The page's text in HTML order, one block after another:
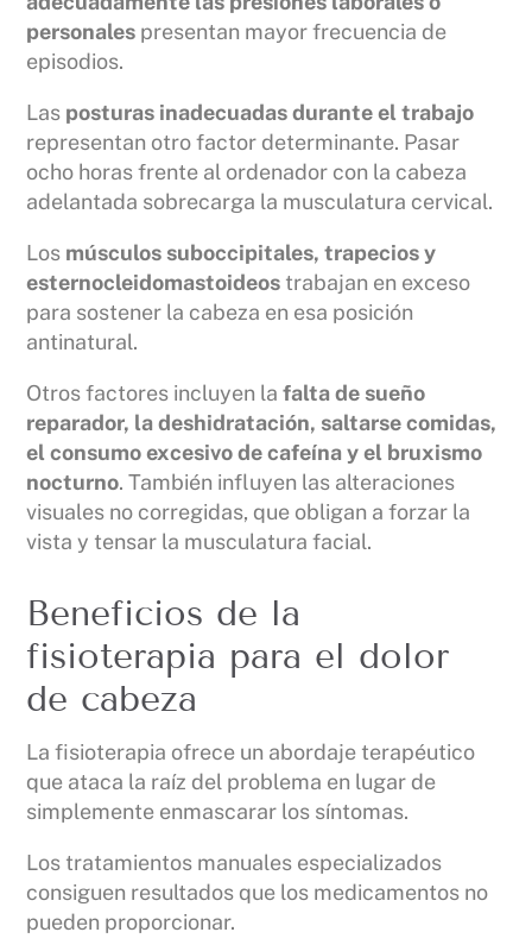
personales presentan mayor frecuencia de
episodios.
Las posturas inadecuadas durante el trabajo
representan otro factor determinante. Pasar
ocho horas frente al ordenador con la cabeza
adelantada sobrecarga la musculatura cervical.
Los músculos suboccipitales, trapecios y
esternocleidomastoideos trabajan en exceso
para sostener la cabeza en esa posición
antinatural.
Otros factores incluyen lafalta de sueño
reparador, la deshidratación, saltarse comidas,
el consumo excesivo de cafeína y el bruxismo
nocturno. También influyen las alteraciones
visuales no corregidas, que obligan a forzar la
vista y tensar la musculatura facial.
Beneficios de la
fisioterapia para el dolor
de cabeza
La fisioterapia ofrece un abordaje terapéutico
que ataca la raíz del problema en lugar de
simplemente enmascarar los síntomas.
Los tratamientos manuales especializados
consiguen resultados que los medicamentos no
pueden proporcionar.